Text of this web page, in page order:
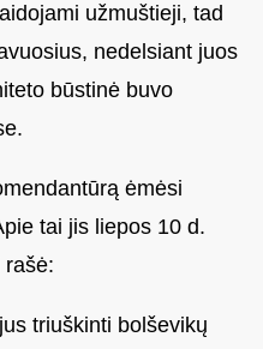
užmuštieji, tad
nedelsiant juos
būstinė buvo
ėmėsi
tai jis liepos 10 d.
rašė:
triuškinti bolševikų